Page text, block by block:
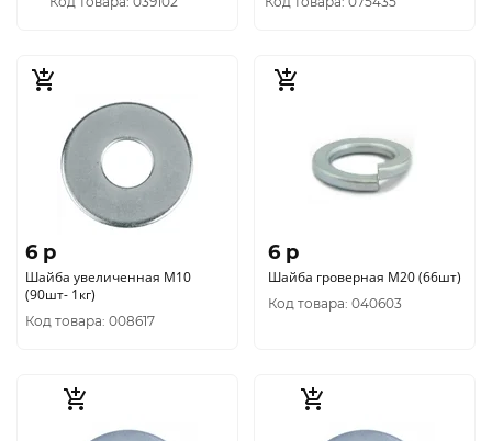
6 p
Шайба увеличенная М10
(90шт- 1кг)
Код товара: 008617
6 p
Шайба гроверная М20 (66шт)
Код товара: 040603